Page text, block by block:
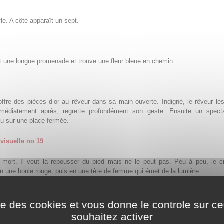
A côté apparaît un sept.
une longue promenade et trouve une fleur bleue en chemin.
des pièces d’or au rêveur dans sa main ouverte. Indigné, le rêveur
après, regrette profondément son geste. Ensuite un
sur une place fermée.
no 19
mort. Il veut la repousser du pied mais ne le peut pas. Peu à peu, le
une boule rouge, puis en une tête de femme qui émet de la lumière.
inconnue se tient dessus et adore le soleil.
des cookies et vous donne le controle sur
souhaitez activer